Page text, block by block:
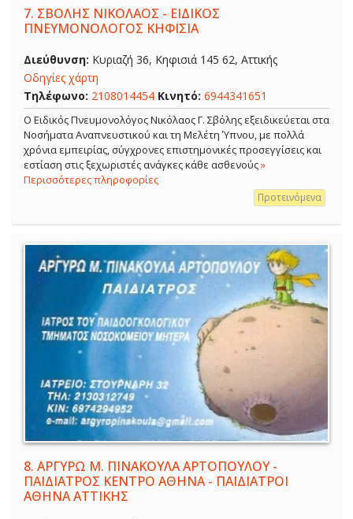
7. ΣΒΟΛΗΣ ΝΙΚΟΛΑΟΣ - ΕΙΔΙΚΟΣ
ΠΝΕΥΜΟΝΟΛΟΓΟΣ ΚΗΦΙΣΙΑ
Διεύθυνση: Κυριαζή 36, Κηφισιά 145 62, Αττικής
Οδηγίες χάρτη
Τηλέφωνο: 2108014454 Κινητό: 6944341651
O Ειδικός Πνευμονολόγος Νικόλαος Γ. Σβόλης εξειδικεύεται στα
Νοσήματα Αναπνευστικού και τη Μελέτη Ύπνου, με πολλά
χρόνια εμπειρίας, σύγχρονες επιστημονικές προσεγγίσεις και
εστίαση στις ξεχωριστές ανάγκες κάθε ασθενούς»
Περισσότερες πληροφορίες
Προτεινόμενα
8. ΑΡΓΥΡΩ Μ. ΠΙΝΑΚΟΥΛΑ ΑΡΤΟΠΟΥΛΟΥ -
ΠΑΙΔΙΑΤΡΟΣ ΚΕΝΤΡΟ ΑΘΗΝΑ - ΠΑΙΔΙΑΤΡΟΙ
ΑΘΗΝΑ ΑΤΤΙΚΗΣ